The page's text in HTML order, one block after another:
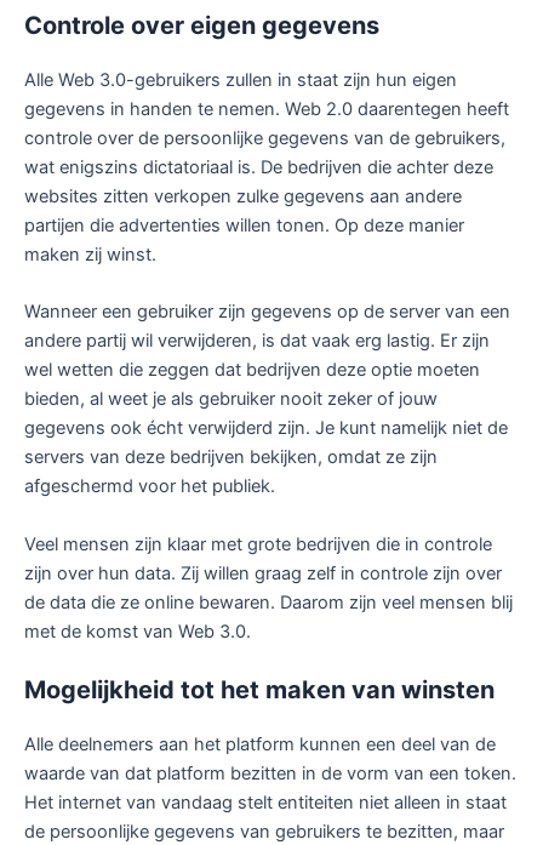
Controle over eigen gegevens
Alle Web 3.0-gebruikers zullen in staat zijn hun eigen
gegevens in handen te nemen. Web 2.0 daarentegen heeft
controle over de persoonlijke gegevens van de gebruikers,
wat enigszins dictatoriaal is. De bedrijven die achter deze
websites zitten verkopen zulke gegevens aan andere
partijen die advertenties willen tonen. Op deze manier
maken zij winst.
Wanneer een gebruiker zijn gegevens op de server van een
andere partij wil verwijderen, is dat vaak erg lastig. Er zijn
wel wetten die zeggen dat bedrijven deze optie moeten
bieden, al weet je als gebruiker nooit zeker of jouw
gegevens ook écht verwijderd zijn. Je kunt namelijk niet de
servers van deze bedrijven bekijken, omdat ze zijn
afgeschermd voor het publiek.
Veel mensen zijn klaar met grote bedrijven die in controle
zijn over hun data. Zij willen graag zelf in controle zijn over
de data die ze online bewaren. Daarom zijn veel mensen blij
met de komst van Web 3.0.
Mogelijkheid tot het maken van winsten
Alle deelnemers aan het platform kunnen een deel van de
waarde van dat platform bezitten in de vorm van een token.
Het internet van vandaag stelt entiteiten niet alleen in staat
de persoonlijke gegevens van gebruikers te bezitten, maar